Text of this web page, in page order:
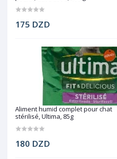
175 DZD
Aliment humid complet pour chat
stérilisé, Ultima, 85g
180 DZD